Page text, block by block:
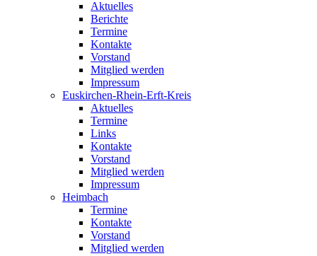
Aktuelles
Berichte
Termine
Kontakte
Vorstand
Mitglied werden
Impressum
Euskirchen-Rhein-Erft-Kreis
Aktuelles
Termine
Links
Kontakte
Vorstand
Mitglied werden
Impressum
Heimbach
Termine
Kontakte
Vorstand
Mitglied werden